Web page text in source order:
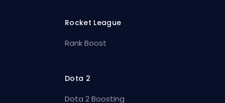
Rocket League
Rank Boost
Dota 2
Dota 2 Boosting